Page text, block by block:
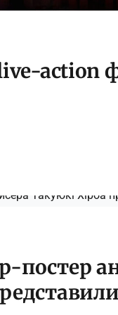
action
постер